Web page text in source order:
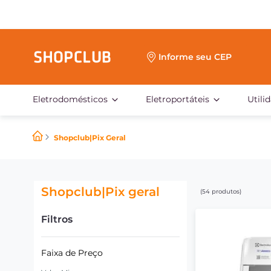
Informe seu CEP
Eletrodomésticos Eletroportáteis
Shopclub|Pix Geral
Shopclub|Pix geral
Filtros
Faixa de Preço
54 produtos